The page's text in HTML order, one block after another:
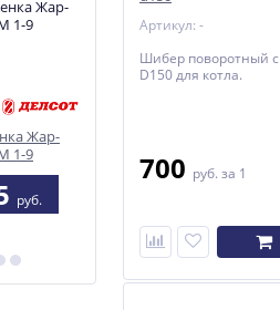
Жар-
1-9
руб. 3 900
Артикул: -
Шибер поворотный
D150 для котла.
700 руб. за 1